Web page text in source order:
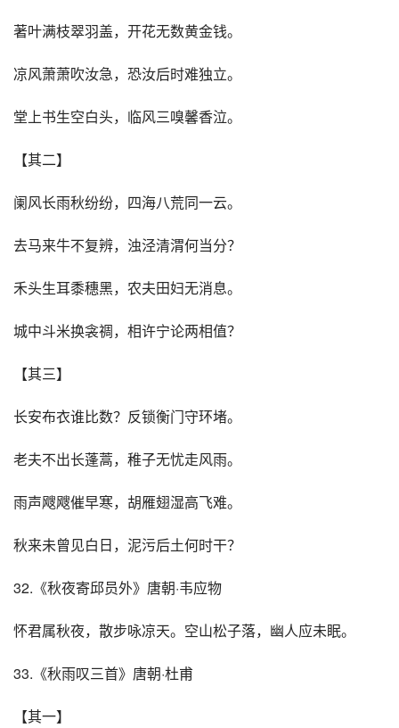
著叶满枝翠羽盖，开花无数黄金钱。
凉风萧萧吹汝急，恐汝后时难独立。
堂上书生空白头，临风三嗅馨香泣。
【其二】
阑风长雨秋纷纷，四海八荒同一云。
去马来牛不复辨，浊泾清渭何当分？
禾头生耳黍穗黑，农夫田妇无消息。
城中斗米换衾禂，相许宁论两相值？
【其三】
长安布衣谁比数？反锁衡门守环堵。
老夫不出长蓬蒿，稚子无忧走风雨。
雨声飕飕催早寒，胡雁翅湿高飞难。
秋来未曾见白日，泥污后土何时干？
32.《秋夜寄邱员外》唐朝·韦应物
怀君属秋夜，散步咏凉天。空山松子落，幽人应未眠。
33.《秋雨叹三首》唐朝·杜甫
【其一】